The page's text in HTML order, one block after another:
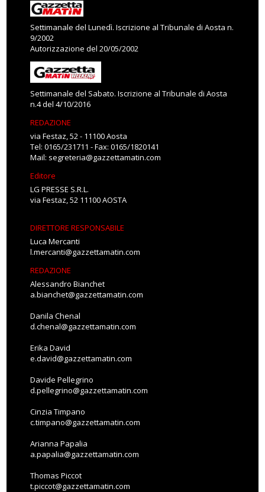
Settimanale del Lunedì. Iscrizione al Tribunale di Aosta n.
9/2002
Autorizzazione del 20/05/2002
Settimanale del Sabato. Iscrizione al Tribunale di Aosta
n.4 del 4/10/2016
REDAZIONE
via Festaz, 52 - 11100 Aosta
Tel: 0165/231711 - Fax: 0165/1820141
Mail: segreteria@gazzettamatin.com
Editore
LG PRESSE S.R.L.
via Festaz, 52 11100 AOSTA
DIRETTORE RESPONSABILE
Luca Mercanti
l.mercanti@gazzettamatin.com
REDAZIONE
Alessandro Bianchet
a.bianchet@gazzettamatin.com
Danila Chenal
d.chenal@gazzettamatin.com
Erika David
e.david@gazzettamatin.com
Davide Pellegrino
d.pellegrino@gazzettamatin.com
Cinzia Timpano
c.timpano@gazzettamatin.com
Arianna Papalia
a.papalia@gazzettamatin.com
Thomas Piccot
t.piccot@gazzettamatin.com